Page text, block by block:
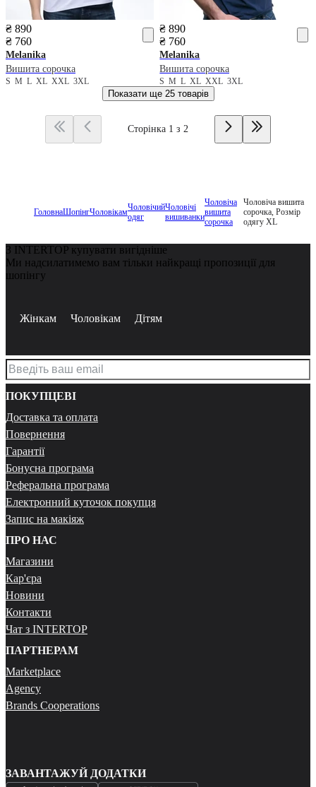
₴ 890
₴ 760
Melanika
Вишита сорочка
S M L XL XXL 3XL
₴ 890
₴ 760
Melanika
Вишита сорочка
SMLXLXXL3XL
Показати ще 25 товарів
Сторінка 1 з 2
ГоловнаШопінгЧоловікамЧоловічий
одяг
Чоловічі
вишиванки
Чоловіча
вишита
сорочка
Чоловіча вишита
сорочка, Розмір
одягу XL
З INTERTOP купувати вигідніше
Ми надсилатимемо вам тільки найкращі пропозиції для
шопінгу
Жінкам Чоловікам Дітям
ПОКУПЦЕВІ
Доставка та оплата
Повернення
Гарантії
Бонусна програма
Реферальна програма
Електронний куточок покупця
Запис на макіяж
ПРО НАС
Магазини
Кар'єра
Новини
Контакти
Чат з INTERTOP
ПАРТНЕРАМ
Marketplace
Agency
Brands Cooperations
ЗАВАНТАЖУЙ ДОДАТКИ